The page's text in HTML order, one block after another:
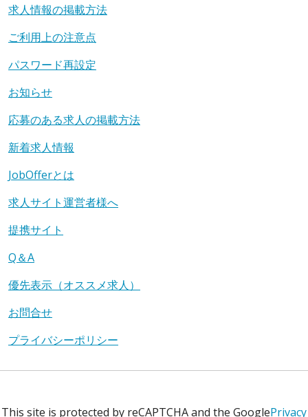
求人情報の掲載方法
ご利用上の注意点
パスワード再設定
お知らせ
応募のある求人の掲載方法
新着求人情報
JobOfferとは
求人サイト運営者様へ
提携サイト
Q＆A
優先表示（オススメ求人）
お問合せ
プライバシーポリシー
This site is protected by reCAPTCHA and the GooglePrivacy